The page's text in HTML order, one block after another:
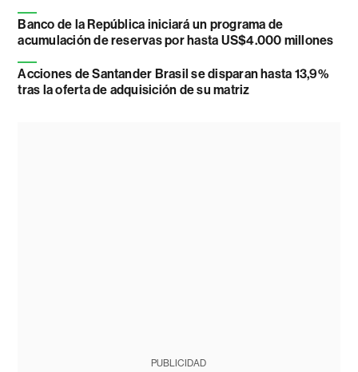
Banco de la República iniciará un programa de
acumulación de reservas por hasta US$4.000 millones
Acciones de Santander Brasil se disparan hasta 13,9%
tras la oferta de adquisición de su matriz
PUBLICIDAD